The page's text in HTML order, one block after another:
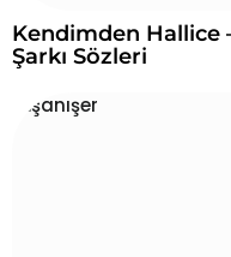
Kendimden Hallice
Şarkı Sözleri